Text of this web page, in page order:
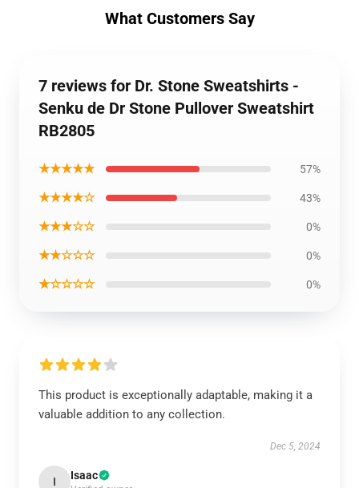
What Customers Say
7 reviews for Dr. Stone Sweatshirts -
Senku de Dr Stone Pullover Sweatshirt
RB2805
★★★★★ 57%
★★★★☆ 43%
★★★☆☆ 0%
★★☆☆☆ 0%
★☆☆☆☆ 0%
This product is exceptionally adaptable, making it a
valuable addition to any collection.
Dec 5, 2024
I Isaac